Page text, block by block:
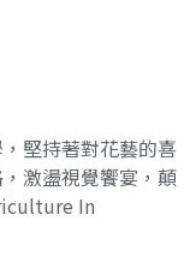
堅持著對花藝的喜
激盪視覺饗宴，顛
In